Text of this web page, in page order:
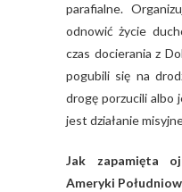
parafialne.
odnowić życie
czas docierania z
pogubili się na
drogę porzucili albo
jest działanie
Jak zapamięta
Ameryki